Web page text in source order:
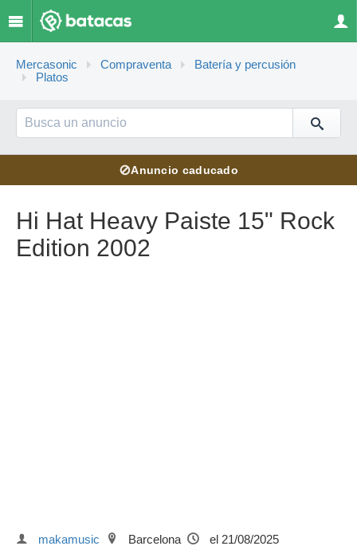
Mercasonic Compraventa
Batería y percusión
Platos
⊘Anuncio caducado
Hi Hat Heavy Paiste 15" Rock
Edition 2002
makamusic Barcelona el 21/08/2025